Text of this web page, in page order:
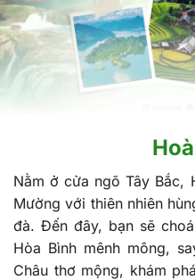
Nằm ở cửa ngõ Tây Bắc,
Mường với thiên nhiên
đà. Đến đây, bạn sẽ
Hòa Bình mênh mông,
Châu thơ mộng, khám